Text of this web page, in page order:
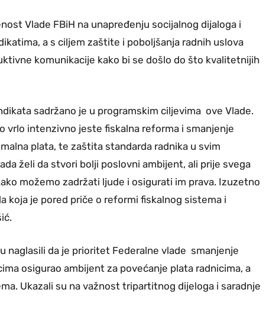
Vlade FBiH na unapređenju socijalnog dijaloga i
a s ciljem zaštite i poboljšanja radnih uslova
komunikacije kako bi se došlo do što kvalitetnijih
sadržano je u programskim ciljevima ove Vlade.
vrlo intenzivno jeste fiskalna reforma i smanjenje
plata, te zaštita standarda radnika u svim
želi da stvori bolji poslovni ambijent, ali prije svega
možemo zadržati ljude i osigurati im prava. Izuzetno
koja je pored priče o reformi fiskalnog sistema i
naglasili da je prioritet Federalne vlade smanjenje
osigurao ambijent za povećanje plata radnicima, a
Ukazali su na važnost tripartitnog dijeloga i saradnje